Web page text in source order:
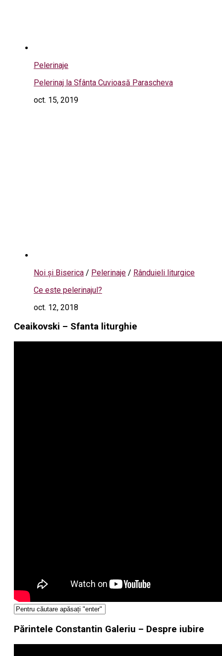
Pelerinaje
Pelerinaj la Sfânta Cuvioasă Parascheva
oct. 15, 2019
Noi și Biserica / Pelerinaje / Rânduieli liturgice
Ce este pelerinajul?
oct. 12, 2018
Ceaikovski – Sfanta liturghie
Părintele Constantin Galeriu – Despre iubire